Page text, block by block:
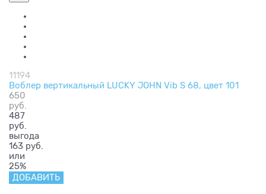
11194
Воблер вертикальный LUCKY JOHN Vib S 68, цвет 101
650
руб.
487
руб.
выгода
163 руб.
или
25%
ДОБАВИТЬ